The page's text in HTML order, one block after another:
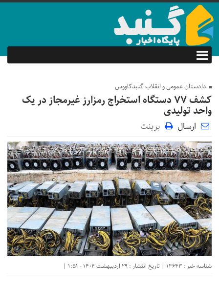
دادستان عمومی و انقلاب گنبدکاووس
کشف ۷۷ دستگاه استخراج رمز‌ارز غیرمجاز در یک
واحد تولیدی
ارسال پرینت
شناسه خبر : 13643 | تاریخ انتشار : 29 اردیبهشت 1404 - 1:51 |